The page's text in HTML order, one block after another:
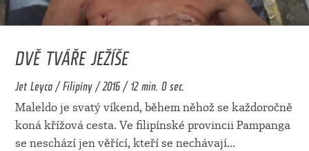
DVĚ TVÁŘE JEŽÍŠE
Jet Leyco / Filipíny / 2016 / 12 min. 0 sec.
Maleldo je svatý víkend, během něhož se každoročně
koná křížová cesta. Ve filipínské provincii Pampanga
se neschází jen věřící, kteří se nechávají...